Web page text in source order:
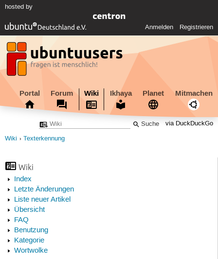
hosted by
Anmelden Registrieren
Portal Forum Wiki Ikhaya Planet Mitmachen
via DuckDuckGo
Wiki Texterkennung
Wiki
Index
Letzte Änderungen
Liste neuer Artikel
Übersicht
FAQ
Benutzung
Kategorie
Wortwolke